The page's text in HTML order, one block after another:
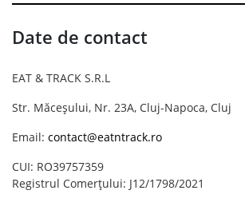
Date de contact
EAT & TRACK S.R.L
Str. Măceșului, Nr. 23A, Cluj-Napoca, Cluj
Email: contact@eatntrack.ro
CUI: RO39757359
Registrul Comerțului: J12/1798/2021